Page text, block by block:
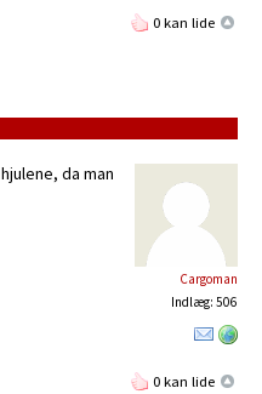
0 kan lide
Cargoman
Indlæg: 506
da man
0 kan lide